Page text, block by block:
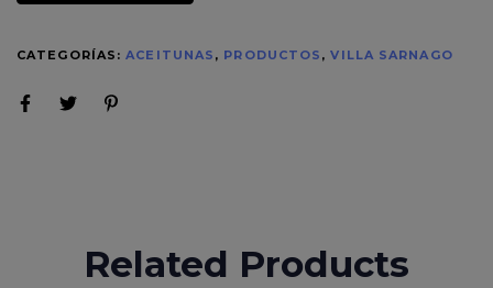
CATEGORÍAS:ACEITUNAS , PRODUCTOS ,VILLA SARNAGO
Related Products